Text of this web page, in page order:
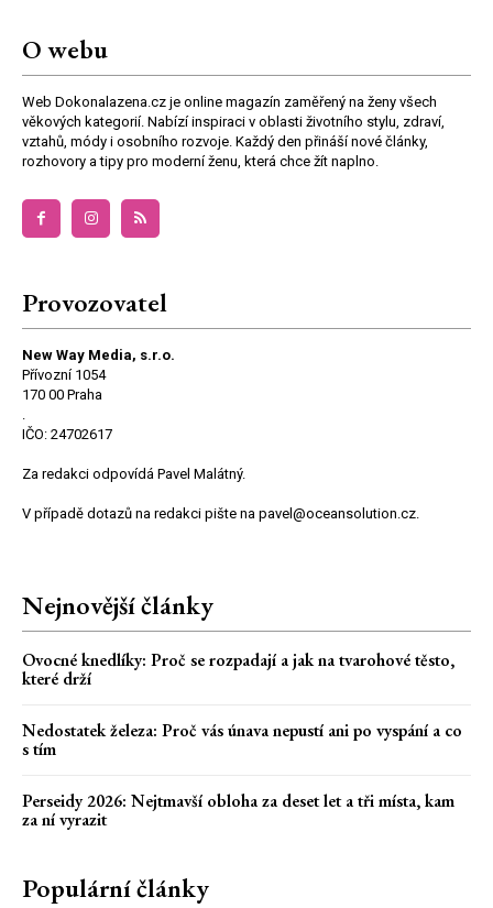
O webu
Web Dokonalazena.cz je online magazín zaměřený na ženy všech
věkových kategorií. Nabízí inspiraci v oblasti životního stylu, zdraví,
vztahů, módy i osobního rozvoje. Každý den přináší nové články,
rozhovory a tipy pro moderní ženu, která chce žít naplno.
Provozovatel
New Way Media, s.r.o.
Přívozní 1054
170 00 Praha
IČO: 24702617
Za redakci odpovídá Pavel Malátný.
V případě dotazů na redakci pište na pavel@oceansolution.cz.
Nejnovější články
Ovocné knedlíky: Proč se rozpadají a jak na tvarohové těsto,
které drží
Nedostatek železa: Proč vás únava nepustí ani po vyspání a co
s tím
Perseidy 2026: Nejtmavší obloha za deset let a tři místa, kam
za ní vyrazit
Populární články